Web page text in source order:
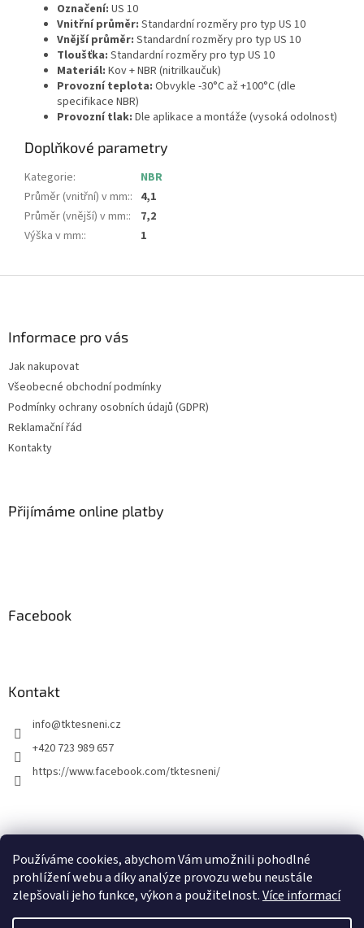
Používáme cookies, abychom Vám umožnili pohodlné
prohlížení webu a díky analýze provozu webu neustále
zlepšovali jeho funkce, výkon a použitelnost.Více informací
Označení: US 10
Vnitřní průměr: Standardní rozměry pro typ US 10
Vnější průměr: Standardní rozměry pro typ US 10
Tloušťka: Standardní rozměry pro typ US 10
Materiál: Kov + NBR (nitrilkaučuk)
Provozní teplota: Obvykle -30°C až +100°C (dle
specifikace NBR)
Provozní tlak: Dle aplikace a montáže (vysoká odolnost)
Doplňkové parametry
Kategorie:
NBR
Průměr (vnitřní) v mm:: 4,1
Průměr (vnější) v mm::
7,2
Výška v mm:: 1
Informace pro vás
Jak nakupovat
Všeobecné obchodní podmínky
Podmínky ochrany osobních údajů (GDPR)
Reklamační řád
Kontakty
Přijímáme online platby
Facebook
Kontakt
info@tktesneni.cz
+420 723 989 657
https://www.facebook.com/tktesneni/